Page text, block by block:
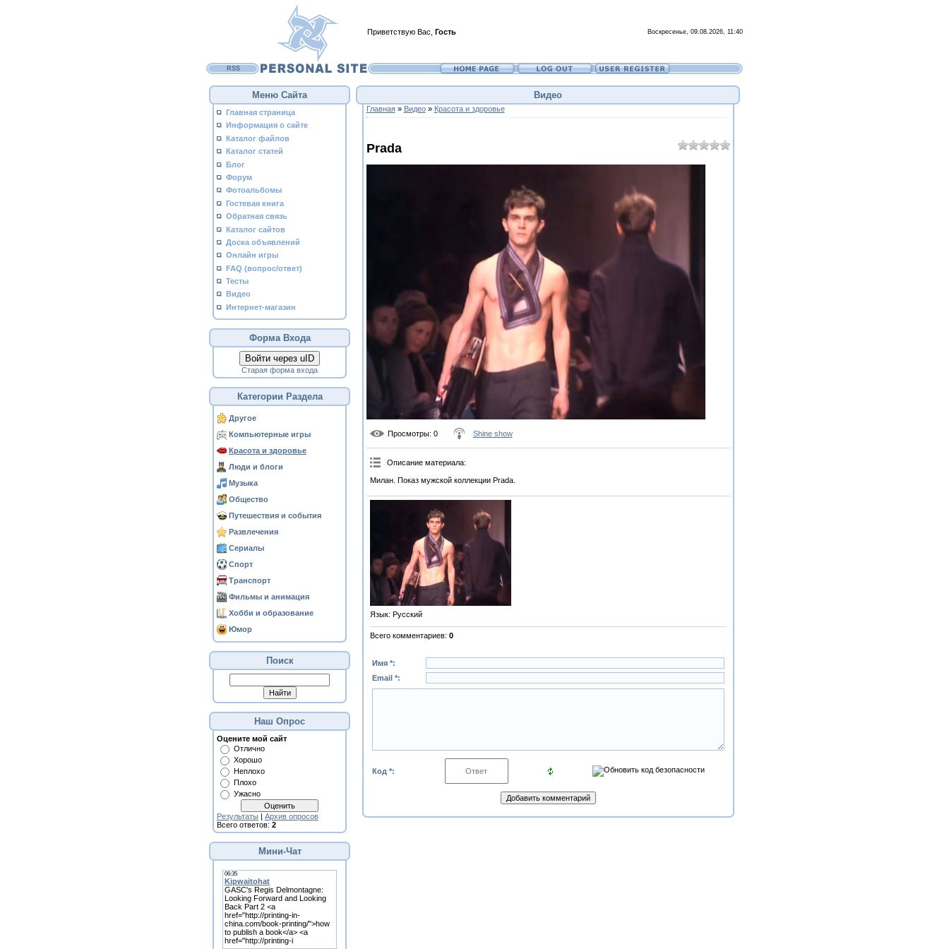
Приветствую Вас Гость Воскресенье, 09.08.2026, 11:40
RSS
Меню Сайта
Главная страница
Информация о сайте
Каталог файлов
Каталог статей
Блог
Форум
Фотоальбомы
Гостевая книга
Обратная связь
Каталог сайтов
Доска объявлений
Онлайн игры
FAQ (вопрос/ответ)
Тесты
Видео
Интернет-магазин
Форма Входа
Войти через uID
Старая форма входа
Категории Раздела
Другое
Компьютерные игры
Красота и здоровье
Люди и блоги
Музыка
Общество
Путешествия и события
Развлечения
Сериалы
Спорт
Транспорт
Фильмы и анимация
Хобби и образование
Юмор
Поиск
Наш Опрос
Оцените мой сайт
Отлично
Хорошо
Неплохо
Плохо
Ужасно
Результаты | Архив опросов
Всего ответов: 2
Мини-Чат
Видео
Главная» Видео» Красота и здоровье
Prada
Просмотры: 0 Shine show
Описание материала:
Милан. Показ мужской коллекции Prada.
Язык: Русский
Всего комментариев: 0
Имя *:
Email *:
Код *: